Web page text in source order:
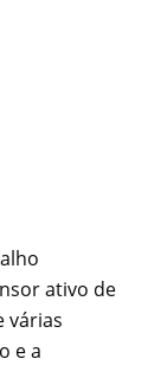
ativo de
várias
e a